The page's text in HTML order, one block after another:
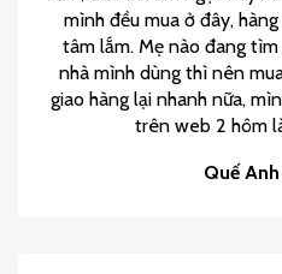
mình đều mua ở đây,
tâm lắm. Mẹ nào đang
nhà mình dùng thì nên
giao hàng lại nhanh nữa,
trên web 2 hôm
Quế Anh